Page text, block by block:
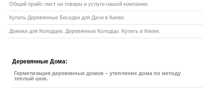
Общий прайс-лист на товары и услуги нашей компании.
Купить Деревянные Беседки для Дачи в Киеве.
Домики для Колодцев. Деревянные Колодцы. Купить в Киеве.
Деревянные Дома:
Герметизация деревянных домов – утепление дома по методу
теплый шов.